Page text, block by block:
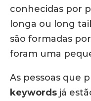
conhecidas por
longa ou long
são formadas
foram uma
As pessoas que
keywords já